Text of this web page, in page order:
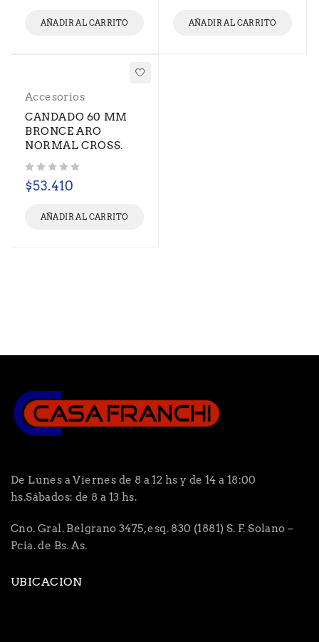
AÑADIR AL CARRITO AÑADIR AL CARRITO
Accesorios
CANDADO 60 MM
BRONCE ARO
NORMAL CROSS.
$53.410
AÑADIR AL CARRITO
De Lunes a Viernes de 8 a 12 hs y de 14 a 18:00
hs.Sábados: de 8 a 13 hs.
Cno. Gral. Belgrano 3475, esq. 830 (1881) S. F. Solano –
Pcia. de Bs. As.
UBICACION